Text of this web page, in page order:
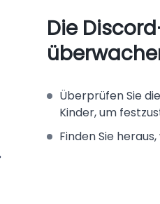
Die
Überprüfen Sie
Kinder, um
Finden Sie